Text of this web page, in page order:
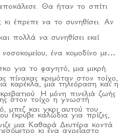
Θα ήταν το σπίτι
κι έπρεπε να το συνηθίσει. Αν
πολλά να συνηθίσει εκεί
ένα κομοδίνο με
για το φαγητό, μια μικρή
καρέκλα, μια τηλεόραση και η
στον τοίχο η γνωστή
έκρυβε καλώδια για πρίζες,
κι ένα αχρείαστο
πίνακας κρεμόταν στον τοίχο,
Η μόνη πινελιά ζωής
μπεζ και γκρι αυτού του
μια Καθαρά Δευτέρα κοντά